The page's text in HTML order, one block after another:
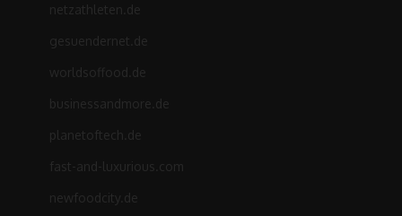
netzathleten.de
gesuendernet.de
worldsoffood.de
businessandmore.de
planetoftech.de
fast-and-luxurious.com
newfoodcity.de